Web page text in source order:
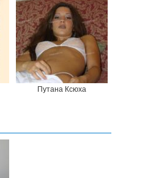
Путана Ксюха